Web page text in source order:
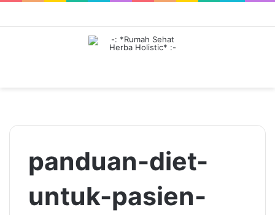
panduan-diet-
untuk-pasien-